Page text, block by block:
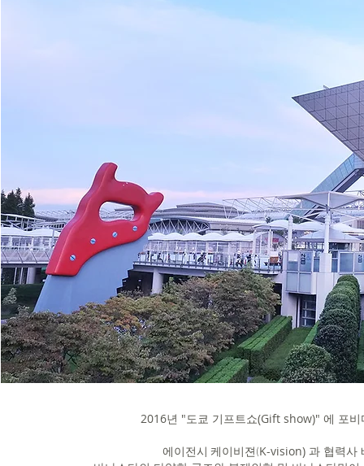
2016년 "도쿄 기프트쇼(Gift show)" 에 포
에이전시 케이비젼(K-vision) 과 협력사